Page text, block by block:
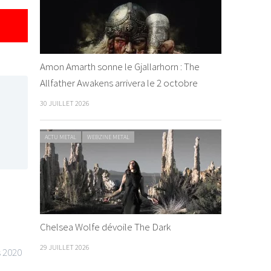
2020
Amon Amarth sonne le Gjallarhorn : The
Allfather Awakens arrivera le 2 octobre
30 JUILLET 2026
ACTU METAL WEBZINE METAL
Chelsea Wolfe dévoile The Dark
29 JUILLET 2026